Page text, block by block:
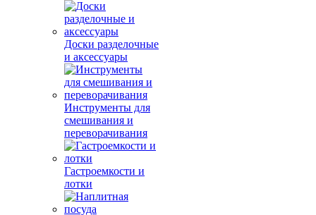
Доски разделочные
и аксессуары
Инструменты для
смешивания и
переворачивания
Гастроемкости и
лотки